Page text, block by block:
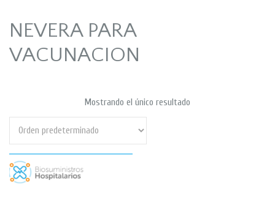
NEVERA PARA
VACUNACION
Mostrando el único resultado